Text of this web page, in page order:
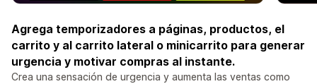
Agrega temporizadores a páginas, productos, el
carrito y al carrito lateral o minicarrito para generar
urgencia y motivar compras al instante.
Crea una sensación de urgencia y aumenta las ventas como